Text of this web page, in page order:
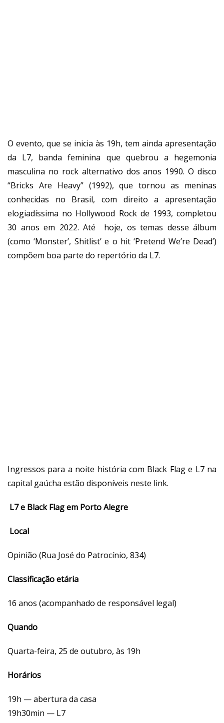
O evento, que se inicia às 19h, tem ainda apresentação
da L7, banda feminina que quebrou a hegemonia
masculina no rock alternativo dos anos 1990.O disco
“Bricks Are Heavy” (1992), que tornou as meninas
conhecidas no Brasil, com direito a apresentação
elogiadíssima no Hollywood Rock de 1993, completou
30 anos em 2022. Até hoje, os temas desse álbum
(como ‘Monster’, Shitlist’ e o hit ‘Pretend We’re Dead’)
compõem boa parte do repertório da L7.
Ingressos para a noite história com Black Flag e L7 na
capital gaúcha estão disponíveis neste link.
L7 e Black Flag em Porto Alegre
Local
Opinião (Rua José do Patrocínio, 834)
Classificação etária
16 anos (acompanhado de responsável legal)
Quando
Quarta-feira, 25 de outubro, às 19h
Horários
19h — abertura da casa
19h30min — L7